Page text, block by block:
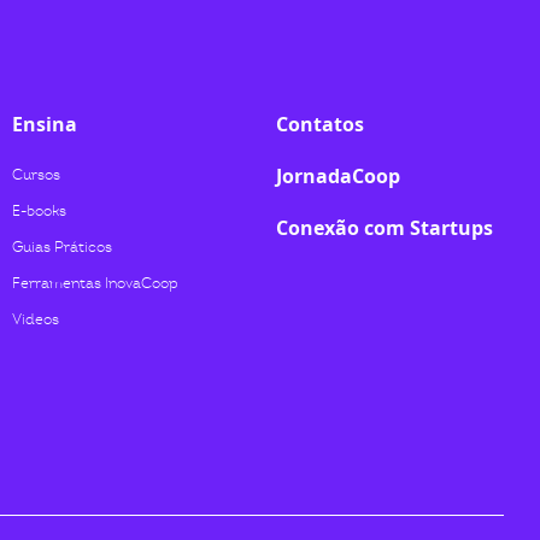
Ensina
Cursos
E-books
Guias Práticos
Ferramentas InovaCoop
Videos
Contatos
JornadaCoop
Conexão com Startups